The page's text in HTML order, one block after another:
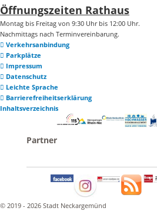
Öffnungszeiten Rathaus
Montag bis Freitag von 9:30 Uhr bis 12:00 Uhr.
Nachmittags nach Terminvereinbarung.
Verkehrsanbindung
Parkplätze
Impressum
Datenschutz
Leichte Sprache
Barrierefreiheitserklärung
Inhaltsverzeichnis
© 2019 - 2026 Stadt Neckargemünd